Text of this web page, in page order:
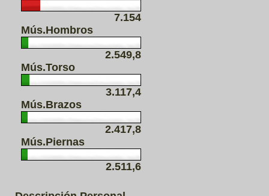
7.154
Mús.Hombros
2.549,8
Mús.Torso
3.117,4
Mús.Brazos
2.417,8
Mús.Piernas
2.511,6